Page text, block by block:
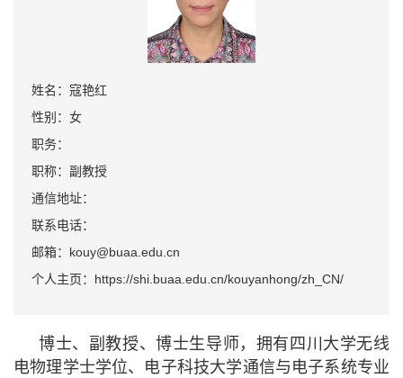
姓名：寇艳红
性别：女
职务：
职称：副教授
通信地址：
联系电话：
邮箱：kouy@buaa.edu.cn
个人主页：https://shi.buaa.edu.cn/kouyanhong/zh_CN/
博士、副教授、博士生导师，拥有四川大学无线
电物理学士学位、电子科技大学通信与电子系统专业